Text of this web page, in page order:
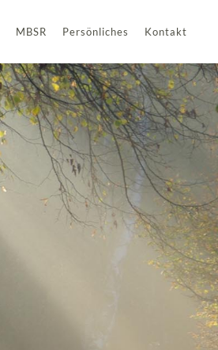
MBSR Persönliches Kontakt